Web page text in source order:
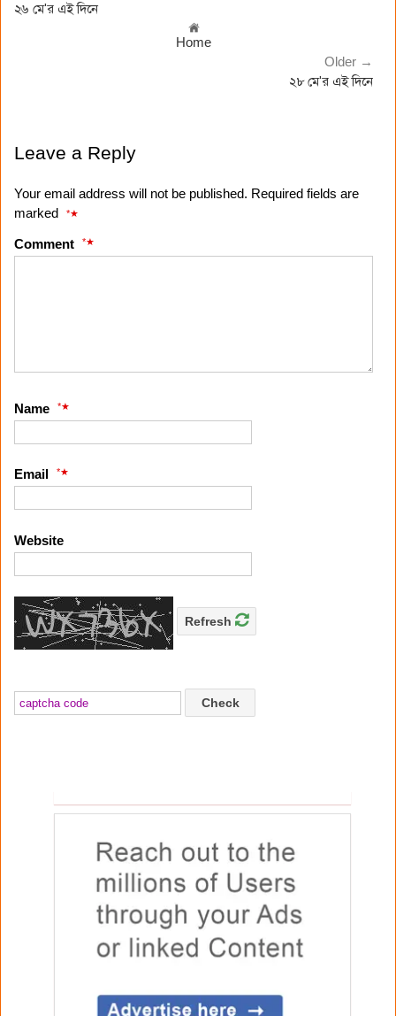
২৬ মে'র এই দিনে
Home
Older →
২৮ মে'র এই দিনে
Leave a Reply
Your email address will not be published. Required fields are
marked
*
Comment *
Name *
Email *
Website
Refresh
Check